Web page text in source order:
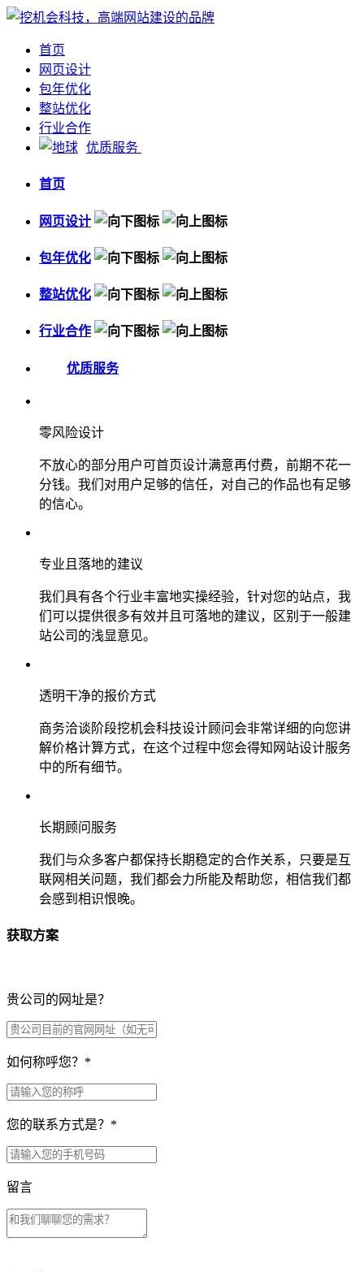
首页
网页设计
包年优化
整站优化
行业合作
优质服务
首页
网页设计
包年优化
整站优化
行业合作
优质服务
零风险设计
不放心的部分用户可首页设计满意再付费，前期不花一
分钱。我们对用户足够的信任，对自己的作品也有足够
的信心。
专业且落地的建议
我们具有各个行业丰富地实操经验，针对您的站点，我
们可以提供很多有效并且可落地的建议，区别于一般建
站公司的浅显意见。
透明干净的报价方式
商务洽谈阶段挖机会科技设计顾问会非常详细的向您讲
解价格计算方式，在这个过程中您会得知网站设计服务
中的所有细节。
长期顾问服务
我们与众多客户都保持长期稳定的合作关系，只要是互
联网相关问题，我们都会力所能及帮助您，相信我们都
会感到相识恨晚。
获取方案
贵公司的网址是？
如何称呼您？ *
您的联系方式是？ *
留言